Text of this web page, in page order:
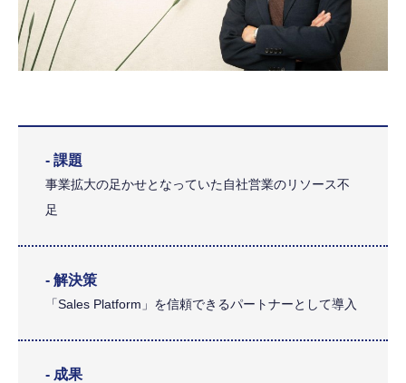
- 課題
事業拡大の足かせとなっていた自社営業のリソース不
足
- 解決策
「Sales Platform」を信頼できるパートナーとして導入
- 成果